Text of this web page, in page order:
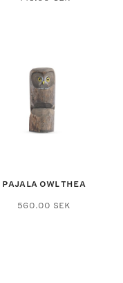
PAJALA OWL THEA
560.00 SEK